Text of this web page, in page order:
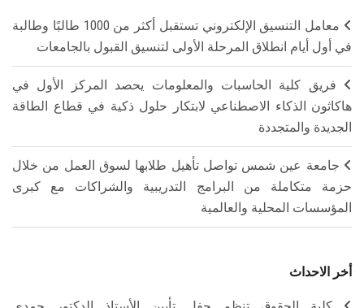
معامل التنسيق الإلكتروني تستقبل أكثر من 1000 طالبًا وطالبة
في أول أيام انطلاق المرحلة الأولى لتنسيق القبول بالجامعات
فريق كلية الحاسبات والمعلومات يحصد المركز الأول في
هاكاثون الذكاء الاصطناعي لابتكار حلول ذكية في قطاع الطاقة
الجديدة والمتجددة
جامعة عين شمس تواصل تأهيل طلابها لسوق العمل من خلال
حزمة متكاملة من البرامج التدريبية والشراكات مع كبرى
المؤسسات المحلية والعالمية
أخر الاحداث